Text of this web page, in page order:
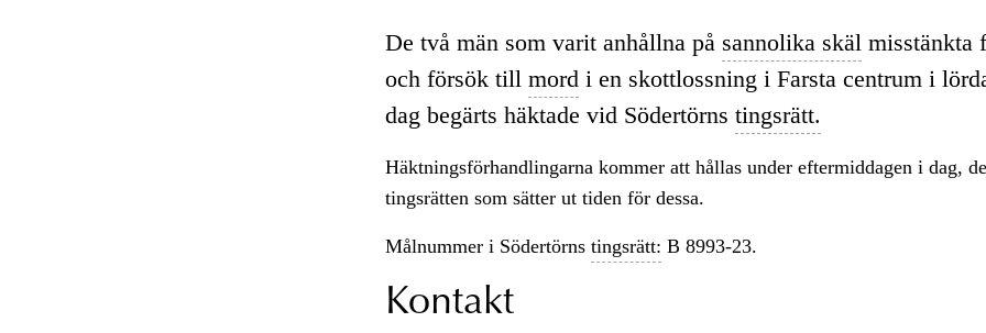
De två män som varit anhållna på sannolika skäl misstänkta
och försök till mord i en skottlossning i Farsta centrum i
dag begärts häktade vid Södertörns tingsrätt.
Häktningsförhandlingarna kommer att hållas under eftermiddagen i dag,
tingsrätten som sätter ut tiden för dessa.
Målnummer i Södertörns tingsrätt: B 8993-23.
Kontakt